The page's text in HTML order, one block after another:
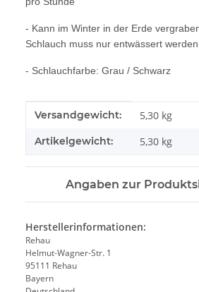
- Kann im Winter in der Erde
Schlauch muss nur entwässert werden
- Schlauchfarbe: Grau / Schwarz
Produkteigenschaft
Wert
Versandgewicht: 5,30 kg
Artikelgewicht: 5,30 kg
Angaben zur
Herstellerinformationen:
Rehau
Helmut-Wagner-Str. 1
95111 Rehau
Bayern